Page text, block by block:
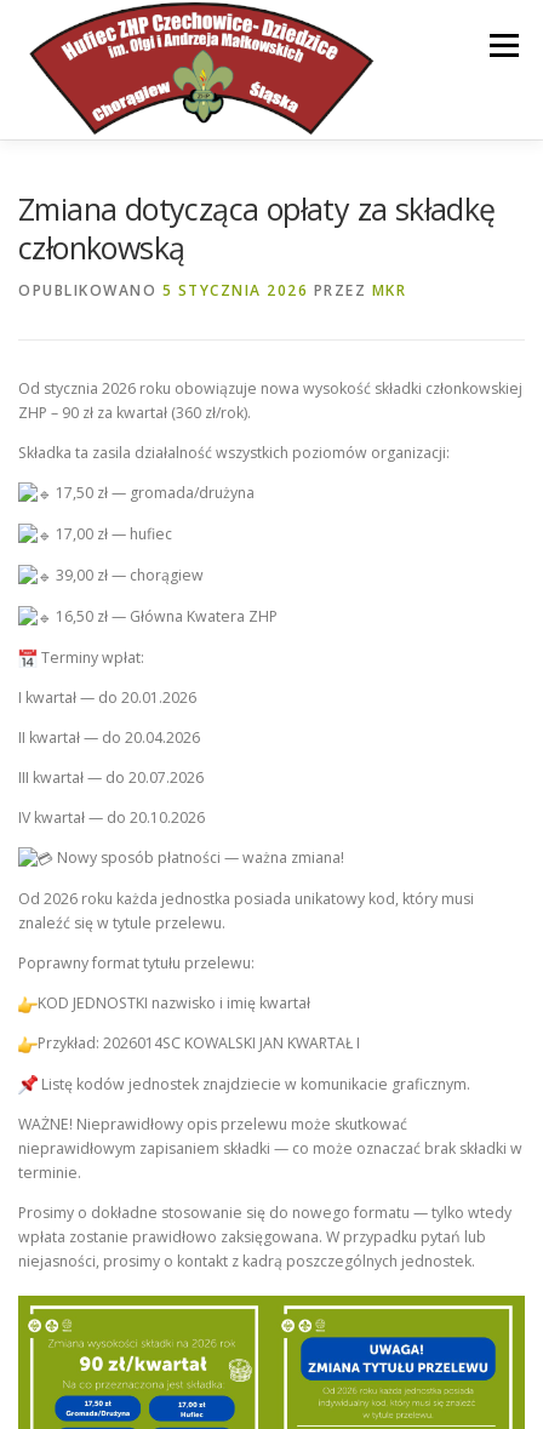
treści
Menu
Zmiana dotycząca opłaty za składkę
członkowską
OPUBLIKOWANO 5 STYCZNIA 2026 PRZEZ MKR
Od stycznia 2026 roku obowiązuje nowa wysokość składki członkowskiej
ZHP – 90 zł za kwartał (360 zł/rok).
Składka ta zasila działalność wszystkich poziomów organizacji:
17,50 zł — gromada/drużyna
17,00 zł — hufiec
39,00 zł — chorągiew
16,50 zł — Główna Kwatera ZHP
Terminy wpłat:
I kwartał — do 20.01.2026
II kwartał — do 20.04.2026
III kwartał — do 20.07.2026
IV kwartał — do 20.10.2026
Nowy sposób płatności — ważna zmiana!
Od 2026 roku każda jednostka posiada unikatowy kod, który musi
znaleźć się w tytule przelewu.
Poprawny format tytułu przelewu:
KOD JEDNOSTKI nazwisko i imię kwartał
Przykład: 2026014SC KOWALSKI JAN KWARTAŁ I
Listę kodów jednostek znajdziecie w komunikacie graficznym.
WAŻNE! Nieprawidłowy opis przelewu może skutkować
nieprawidłowym zapisaniem składki — co może oznaczać brak składki w
terminie.
Prosimy o dokładne stosowanie się do nowego formatu — tylko wtedy
wpłata zostanie prawidłowo zaksięgowana. W przypadku pytań lub
niejasności, prosimy o kontakt z kadrą poszczególnych jednostek.